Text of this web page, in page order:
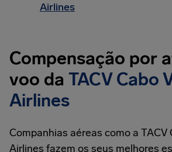
Airlines
Compensação por
voo da TACV Cabo
Airlines
Companhias aéreas como a TACV
Airlines fazem os seus melhores